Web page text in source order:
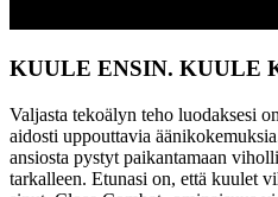
KUULE ENSIN. KUULE
Valjasta tekoälyn teho luodaksesi
aidosti uppouttavia
ansiosta pystyt paikantamaan
tarkalleen. Etunasi on, että kuulet